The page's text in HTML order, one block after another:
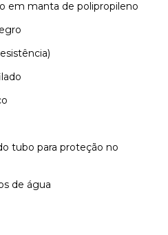
em manta de polipropileno
tubo para proteção no
de água